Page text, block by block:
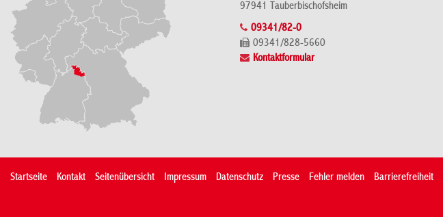
97941 Tauberbischofsheim
09341/82-0
09341/828-5660
Kontaktformular
Startseite Kontakt Seitenübersicht Impressum Datenschutz Presse Fehler melden Barrierefreiheit